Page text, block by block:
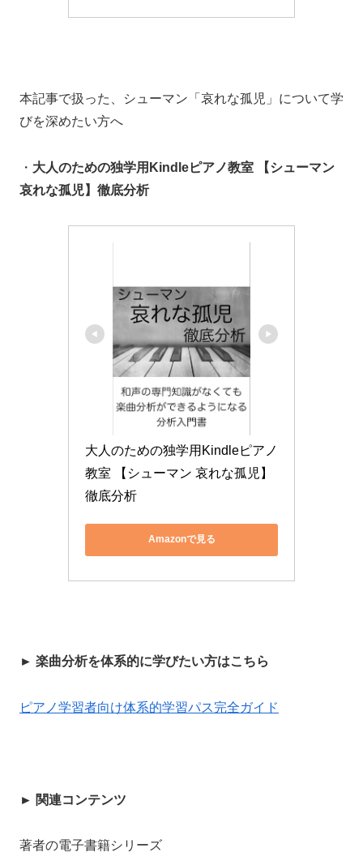
本記事で扱った、シューマン「哀れな孤児」について学
びを深めたい方へ
・ 大人のための独学用Kindleピアノ教室 【シューマン
哀れな孤児】徹底分析
大人のための独学用Kindleピアノ
教室 【シューマン 哀れな孤児】
徹底分析
Amazonで見る
► 楽曲分析を体系的に学びたい方はこちら
ピアノ学習者向け体系的学習パス完全ガイド
► 関連コンテンツ
著者の電子書籍シリーズ